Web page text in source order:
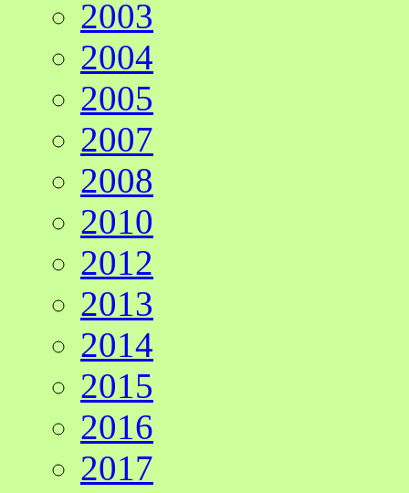
2003
2004
2005
2007
2008
2010
2012
2013
2014
2015
2016
2017